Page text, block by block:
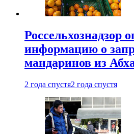
Россельхознадзор
информацию о
мандаринов из
2 года спустя2 года спустя